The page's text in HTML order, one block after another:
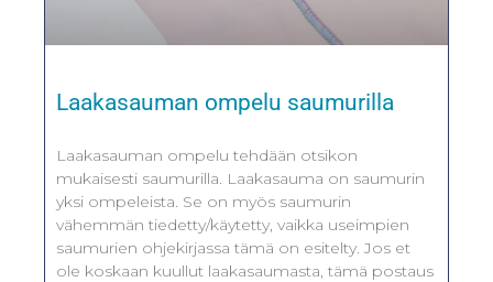
Laakasauman ompelu saumurilla
Laakasauman ompelu tehdään otsikon
mukaisesti saumurilla. Laakasauma on saumurin
yksi ompeleista. Se on myös saumurin
vähemmän tiedetty/käytetty, vaikka useimpien
saumurien ohjekirjassa tämä on esitelty. Jos et
ole koskaan kuullut laakasaumasta, tämä postaus